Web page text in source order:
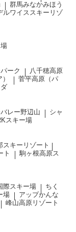
群馬みなかみほう
ルワイススキーリゾ
ーク
八千穂高原
菅平高原（パ
レー野辺山
シャ
スキー場
スキーリゾート
ト
駒ヶ根高原ス
際スキー場
ちく
場
アップかんな
峰山高原リゾート